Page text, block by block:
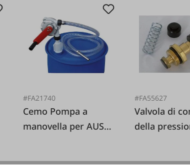
#FA21740
Cemo Pompa a
manovella per AUS
#FA55627
Valvola di
della